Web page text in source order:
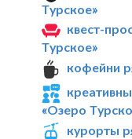
Турское»
квест-
Турское»
кофейни
«Озеро
курорты